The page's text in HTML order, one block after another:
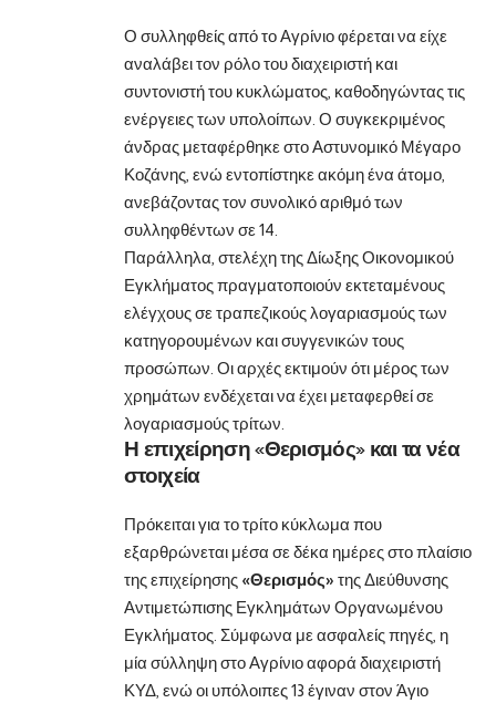
Ο συλληφθείς από το Αγρίνιο φέρεται να είχε
αναλάβει τον ρόλο του διαχειριστή και
συντονιστή του κυκλώματος, καθοδηγώντας τις
ενέργειες των υπολοίπων. Ο συγκεκριμένος
άνδρας μεταφέρθηκε στο Αστυνομικό Μέγαρο
Κοζάνης, ενώ εντοπίστηκε ακόμη ένα άτομο,
ανεβάζοντας τον συνολικό αριθμό των
συλληφθέντων σε 14.
Παράλληλα, στελέχη της Δίωξης Οικονομικού
Εγκλήματος πραγματοποιούν εκτεταμένους
ελέγχους σε τραπεζικούς λογαριασμούς των
κατηγορουμένων και συγγενικών τους
προσώπων. Οι αρχές εκτιμούν ότι μέρος των
χρημάτων ενδέχεται να έχει μεταφερθεί σε
λογαριασμούς τρίτων.
Η επιχείρηση «Θερισμός» και τα νέα
στοιχεία
Πρόκειται για το τρίτο κύκλωμα που
εξαρθρώνεται μέσα σε δέκα ημέρες στο πλαίσιο
της επιχείρησης «Θερισμός» της Διεύθυνσης
Αντιμετώπισης Εγκλημάτων Οργανωμένου
Εγκλήματος. Σύμφωνα με ασφαλείς πηγές, η
μία σύλληψη στο Αγρίνιο αφορά διαχειριστή
ΚΥΔ, ενώ οι υπόλοιπες 13 έγιναν στον Άγιο